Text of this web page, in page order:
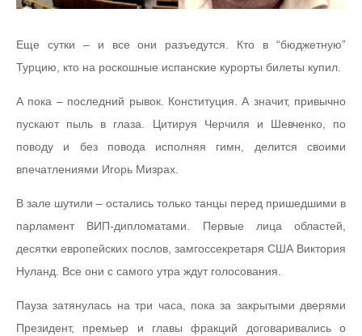
Еще сутки – и все они разъедутся. Кто в “бюджетную”
Турцию, кто на роскошные испанские курорты билеты купил.
А пока – последний рывок. Конституция. А значит, привычно
пускают пыль в глаза. Цитируя Черчиля и Шевченко, по
поводу и без повода исполняя гимн, делится своими
впечатлениями Игорь Мизрах.
В зале шутили – остались только танцы перед пришедшими в
парламент ВИП-дипломатами. Первые лица областей,
десятки европейских послов, замгоссекретаря США Виктория
Нуланд. Все они с самого утра ждут голосования.
Пауза затянулась на три часа, пока за закрытыми дверями
Президент, премьер и главы фракций договаривались о